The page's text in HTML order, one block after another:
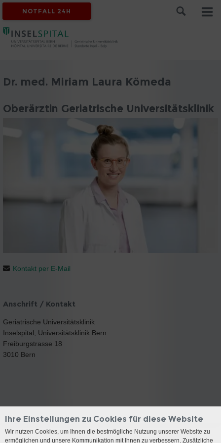
NOTFALL 24H
Dr. med. Miriam Laura Kömeda
Oberärztin Geriatrische Universitätsklinik
Kontakt per E-Mail
Anschrift / Kontakt
Geriatrische Universitätsklinik
Inselspital, Universitätsklinik Bern
Freiburgstrasse 18
3010 Bern
Ihre Einstellungen zu Cookies für diese Website
Wir nutzen Cookies, um Ihnen die bestmögliche Nutzung unserer Website zu
ermöglichen und unsere Kommunikation mit Ihnen zu verbessern. Zusätzliche